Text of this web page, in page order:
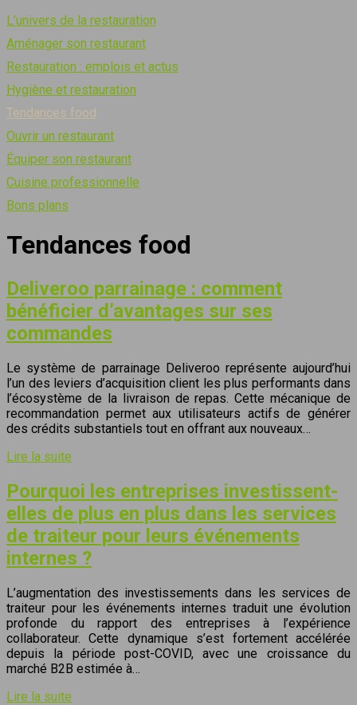
L’univers de la restauration
Aménager son restaurant
Restauration : emplois et actus
Hygiène et restauration
Tendances food
Ouvrir un restaurant
Équiper son restaurant
Cuisine professionnelle
Bons plans
Tendances food
Deliveroo parrainage : comment
bénéficier d’avantages sur ses
commandes
Le système de parrainage Deliveroo représente aujourd’hui
l’un des leviers d’acquisition client les plus performants dans
l’écosystème de la livraison de repas. Cette mécanique de
recommandation permet aux utilisateurs actifs de générer
des crédits substantiels tout en offrant aux nouveaux…
Lire la suite
Pourquoi les entreprises investissent-
elles de plus en plus dans les services
de traiteur pour leurs événements
internes ?
L’augmentation des investissements dans les services de
traiteur pour les événements internes traduit une évolution
profonde du rapport des entreprises à l’expérience
collaborateur. Cette dynamique s’est fortement accélérée
depuis la période post-COVID, avec une croissance du
marché B2B estimée à…
Lire la suite